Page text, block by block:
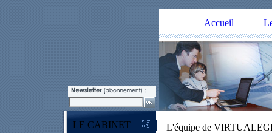
Accueil
LE CABINET
L'équipe de